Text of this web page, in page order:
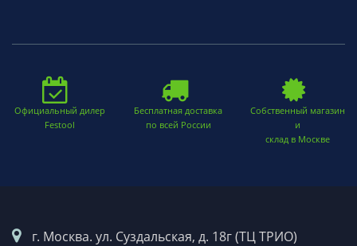
Официальный дилер
Festool
Бесплатная доставка
по всей России
Собственный магазин
и
склад в Москве
г. Москва. ул. Суздальская, д. 18г (ТЦ ТРИО)